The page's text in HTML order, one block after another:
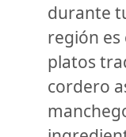
durante
región es
platos
cordero